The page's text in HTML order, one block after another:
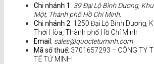
Chi nhánh 1: 39 Đại Lộ Bình Dương,
Một, Thành phố Hồ Chí Minh.
Chi nhánh 2: 1250 Đại Lộ Bình Dương,
Thới Hòa, Thành phố Hồ Chí Minh
Email: sales@quoctetuminh.com
Mã số thuế: 3701657293 – CÔNG TY
TẾ TỨ MINH